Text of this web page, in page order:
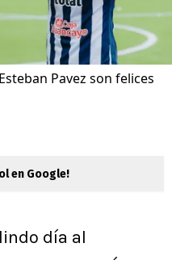
Pavez son felices
en Google!
día al